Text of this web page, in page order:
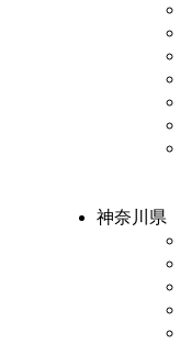
神奈川県